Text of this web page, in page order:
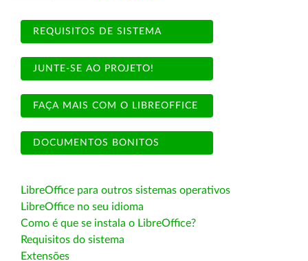
REQUISITOS DE SISTEMA
JUNTE-SE AO PROJETO!
FAÇA MAIS COM O LIBREOFFICE
DOCUMENTOS BONITOS
LibreOffice para outros sistemas operativos
LibreOffice no seu idioma
Como é que se instala o LibreOffice?
Requisitos do sistema
Extensões